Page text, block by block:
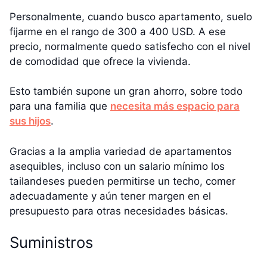
Personalmente, cuando busco apartamento, suelo
fijarme en el rango de 300 a 400 USD. A ese
precio, normalmente quedo satisfecho con el nivel
de comodidad que ofrece la vivienda.
Esto también supone un gran ahorro, sobre todo
para una familia que necesita más espacio para
sus hijos.
Gracias a la amplia variedad de apartamentos
asequibles, incluso con un salario mínimo los
tailandeses pueden permitirse un techo, comer
adecuadamente y aún tener margen en el
presupuesto para otras necesidades básicas.
Suministros